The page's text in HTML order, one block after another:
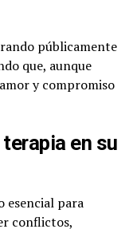
públicamente
que, aunque
y compromiso
en su
esencial para
conflictos,